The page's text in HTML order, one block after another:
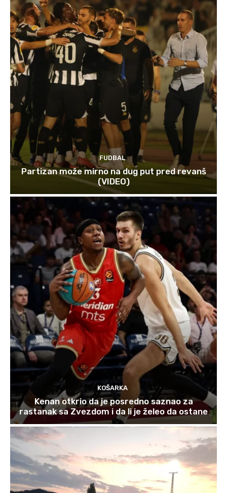
FUDBAL
Partizan može mirno na dug put pred revanš
(VIDEO)
KOŠARKA
Kenan otkrio da je posredno saznao za
rastanak sa Zvezdom i da li je želeo da ostane